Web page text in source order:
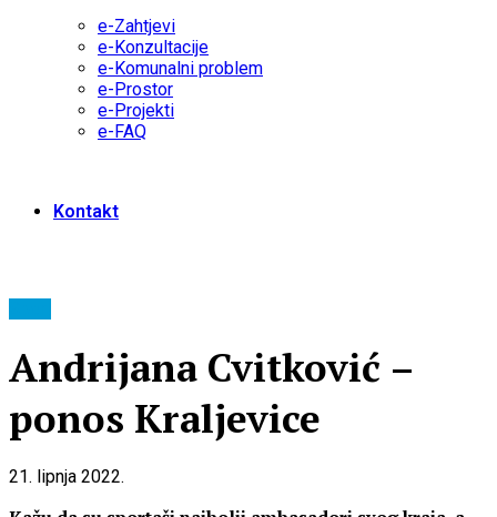
e-Zahtjevi
e-Konzultacije
e-Komunalni problem
e-Prostor
e-Projekti
e-FAQ
Kontakt
Andrijana Cvitković –
ponos Kraljevice
21. lipnja 2022.